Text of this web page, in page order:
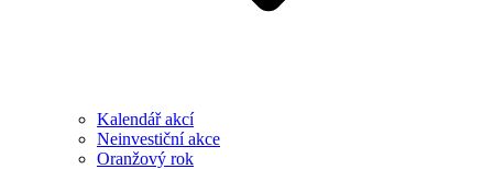
Kalendář akcí
Neinvestiční akce
Oranžový rok